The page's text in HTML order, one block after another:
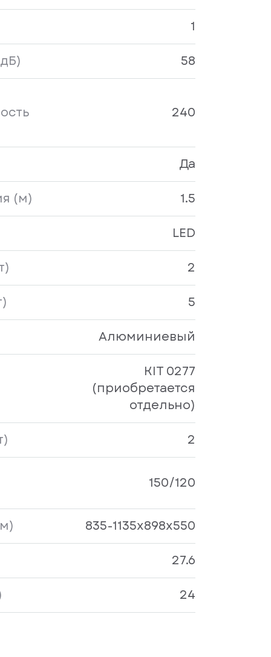
1
58
240
Да
(м)
1.5
LED
2
5
Алюминиевый
KIT 0277
(приобретается
отдельно)
2
150/120
835-1135x898x550
27.6
24